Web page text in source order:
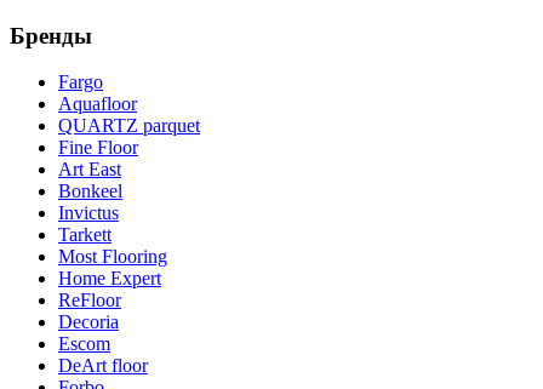
Бренды
Fargo
Aquafloor
QUARTZ parquet
Fine Floor
Art East
Bonkeel
Invictus
Tarkett
Most Flooring
Home Expert
ReFloor
Decoria
Escom
DeArt floor